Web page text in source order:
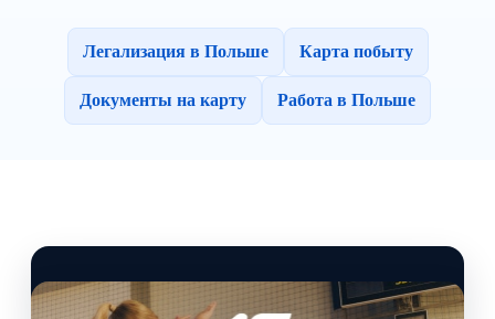
Легализация в Польше Карта побыту
Документы на карту Работа в Польше